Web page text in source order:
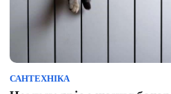
САНТЕХНІКА